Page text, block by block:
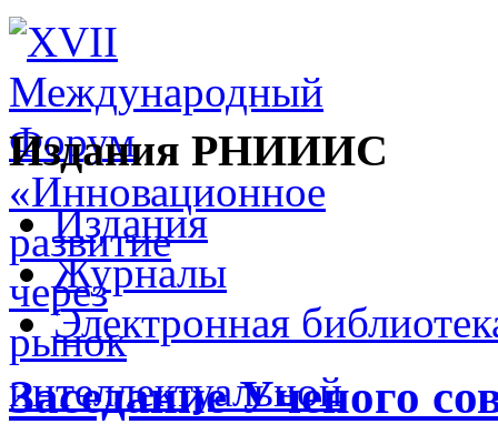
Издания РНИИИС
Издания
Журналы
Электронная
Заседание Ученого